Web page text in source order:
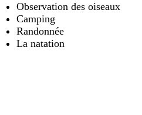
Observation des oiseaux
Camping
Randonnée
La natation